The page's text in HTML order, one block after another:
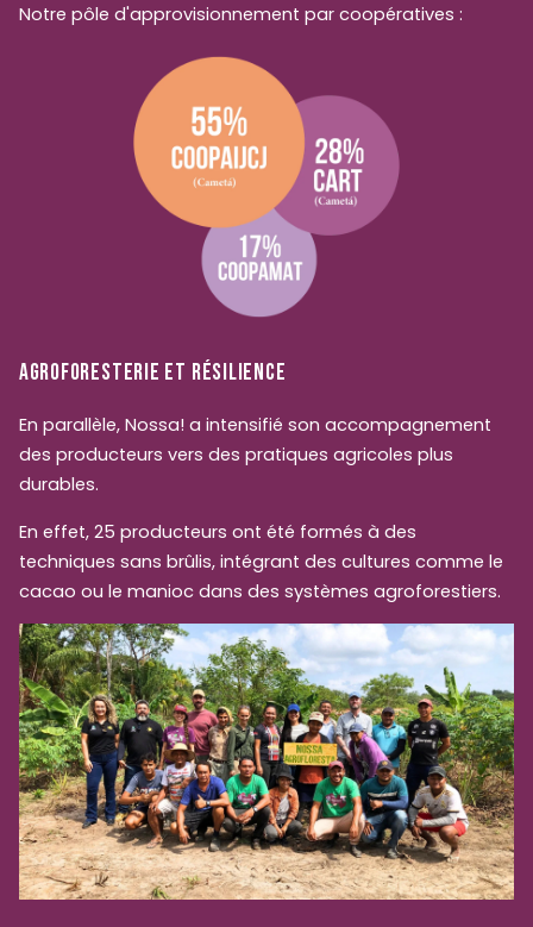
Notre pôle d'approvisionnement par coopératives :
AGROFORESTERIE ET RÉSILIENCE
En parallèle, Nossa! a intensifié son accompagnement
des producteurs vers des pratiques agricoles plus
durables.
En effet, 25 producteurs ont été formés à des
techniques sans brûlis, intégrant des cultures comme le
cacao ou le manioc dans des systèmes agroforestiers.